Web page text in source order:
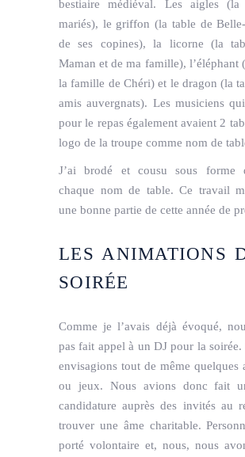
bestiaire médiéval. Les aigles (la
mariés), le griffon (la table de
de ses copines), la licorne (la
Maman et de ma famille), l’éléphant
la famille de Chéri) et le dragon (la
amis auvergnats). Les musiciens
pour le repas également avaient 2
logo de la troupe comme nom de
J’ai brodé et cousu sous forme
chaque nom de table. Ce travail
une bonne partie de cette année de
LES ANIMATIONS
SOIRÉE
Comme je l’avais déjà évoqué,
pas fait appel à un DJ pour la
envisagions tout de même quelques
ou jeux. Nous avions donc fait
candidature auprès des invités au
trouver une âme charitable.
porté volontaire et, nous, nous